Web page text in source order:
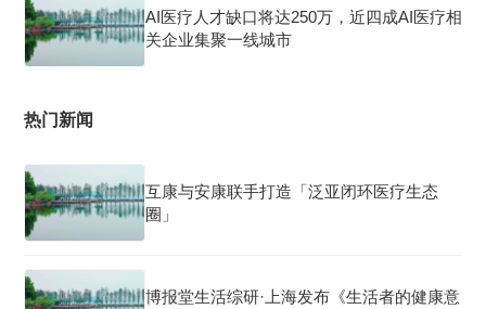
AI医疗人才缺口将达250万，近四成AI医疗相
关企业集聚一线城市
热门新闻
互康与安康联手打造「泛亚闭环医疗生态
圈」
博报堂生活综研·上海发布《生活者的健康意